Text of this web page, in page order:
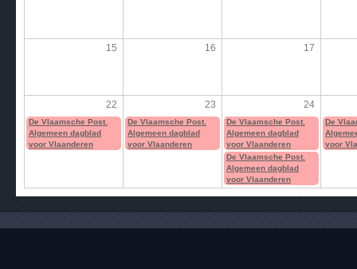
15 16 17
22 23 24
De Vlaamsche Post.
Algemeen dagblad
voor Vlaanderen
De Vlaamsche Post.
Algemeen dagblad
voor Vlaanderen
De Vlaamsche Post.
Algemeen dagblad
voor Vlaanderen
De Vlaamsche Post.
Algemeen dagblad
voor Vlaanderen
De
voor